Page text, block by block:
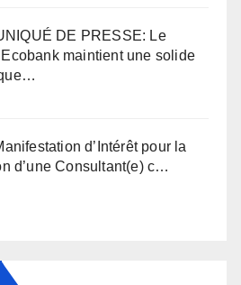
DE PRESSE: Le
maintient une solide
d’Intérêt pour la
d’une Consultant(e) c…